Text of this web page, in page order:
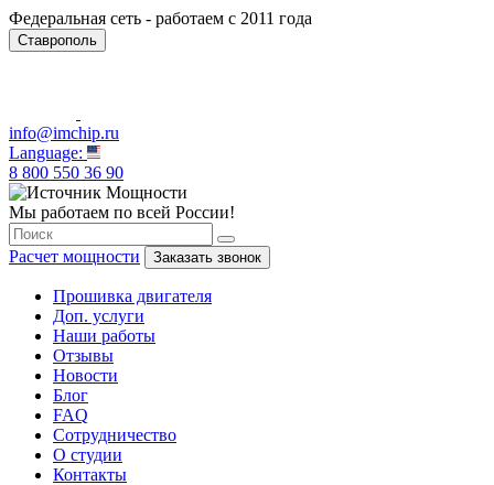
Федеральная сеть - работаем с 2011 года
Ставрополь
info@imchip.ru
Language:
8 800 550 36 90
Мы работаем по всей России!
Расчет мощности Заказать звонок
Прошивка двигателя
Доп. услуги
Наши работы
Отзывы
Новости
Блог
FAQ
Сотрудничество
О студии
Контакты